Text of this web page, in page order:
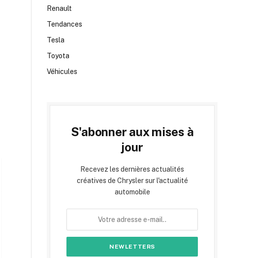
Renault
Tendances
Tesla
Toyota
Véhicules
S'abonner aux mises à
jour
Recevez les dernières actualités
créatives de Chrysler sur l'actualité
automobile